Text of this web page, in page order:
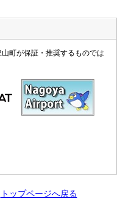
町が保証・推奨するものでは
トップページへ戻る